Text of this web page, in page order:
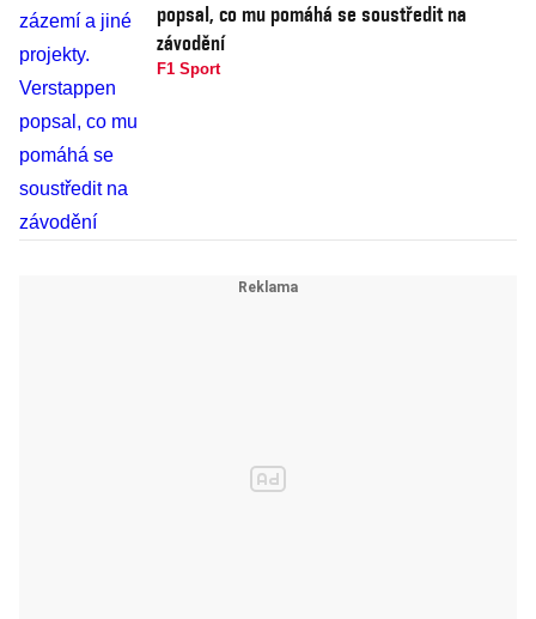
popsal, co mu pomáhá se soustředit na
závodění
F1 Sport